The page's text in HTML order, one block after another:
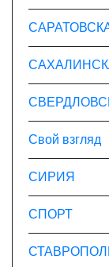
Свой взгляд
СИРИЯ
СПОРТ